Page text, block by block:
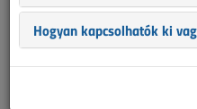
nélkülözhetetlen olvasmánya
Hogyan kapcsolhatók ki